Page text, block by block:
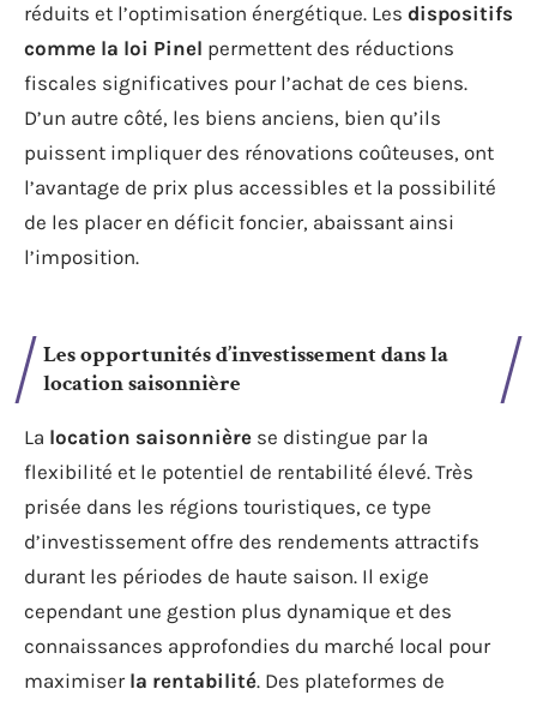
réduits et l’optimisation énergétique. Les dispositifs
comme la loi Pinel permettent des réductions
fiscales significatives pour l’achat de ces biens.
D’un autre côté, les biens anciens, bien qu’ils
puissent impliquer des rénovations coûteuses, ont
l’avantage de prix plus accessibles et la possibilité
de les placer en déficit foncier, abaissant ainsi
l’imposition.
Les opportunités d’investissement dans la
location saisonnière
La location saisonnière se distingue par la
flexibilité et le potentiel de rentabilité élevé. Très
prisée dans les régions touristiques, ce type
d’investissement offre des rendements attractifs
durant les périodes de haute saison. Il exige
cependant une gestion plus dynamique et des
connaissances approfondies du marché local pour
maximiser la rentabilité. Des plateformes de